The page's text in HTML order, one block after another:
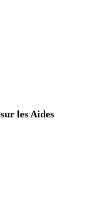
sur les Aides